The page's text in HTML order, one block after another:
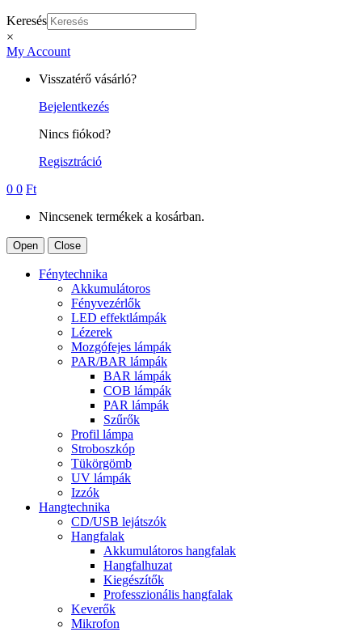
Keresés
×
My Account
Visszatérő vásárló?
Bejelentkezés
Nincs fiókod?
Regisztráció
0 0 Ft
Nincsenek termékek a kosárban.
Open Close
Fénytechnika
Akkumulátoros
Fényvezérlők
LED effektlámpák
Lézerek
Mozgófejes lámpák
PAR/BAR lámpák
BAR lámpák
COB lámpák
PAR lámpák
Szűrők
Profil lámpa
Stroboszkóp
Tükörgömb
UV lámpák
Izzók
Hangtechnika
CD/USB lejátszók
Hangfalak
Akkumulátoros hangfalak
Hangfalhuzat
Kiegészítők
Professzionális hangfalak
Keverők
Mikrofon